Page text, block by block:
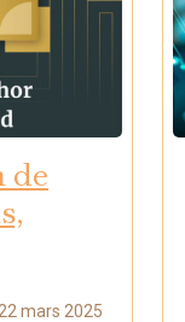
de
22 mars 2025